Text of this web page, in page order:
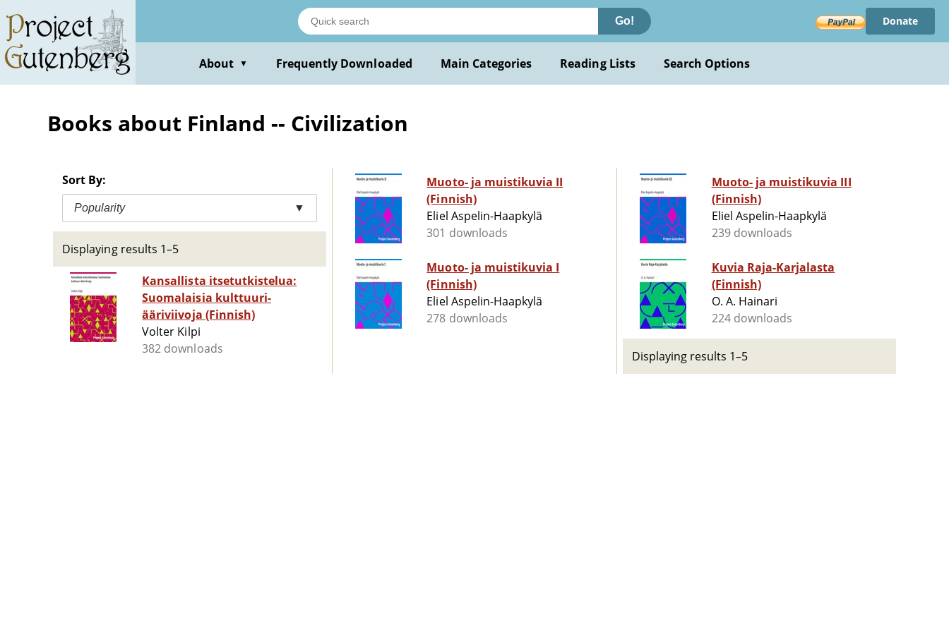
main
content
Go! Donate
About ▼ Frequently Downloaded Main Categories Reading Lists Search Options
Books about Finland -- Civilization
Sort By:
Popularity ▼
Displaying results 1–5
Kansallista itsetutkistelua:
Suomalaisia kulttuuri-
ääriviivoja (Finnish)
Volter Kilpi
382 downloads
Muoto- ja muistikuvia II
(Finnish)
Eliel Aspelin-Haapkylä
301 downloads
Muoto- ja muistikuvia I
(Finnish)
Eliel Aspelin-Haapkylä
278 downloads
Muoto- ja muistikuvia III
(Finnish)
Eliel Aspelin-Haapkylä
239 downloads
Kuvia Raja-Karjalasta
(Finnish)
O. A. Hainari
224 downloads
Displaying results 1–5